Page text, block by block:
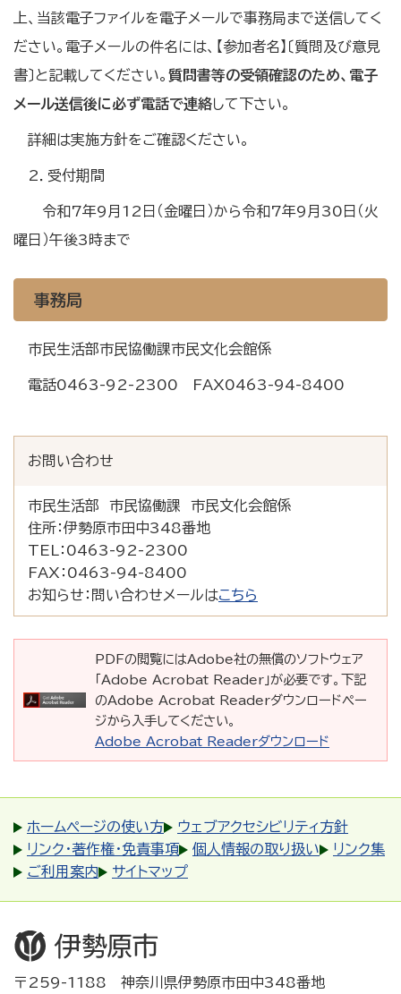
上、当該電子ファイルを電子メールで事務局まで送信してく
ださい。電子メールの件名には、【参加者名】〔質問及び意見
書〕と記載してください。 質問書等の受領確認のため、電子
メール送信後に必ず電話で連絡して下さい。
詳細は実施方針をご確認ください。
2．受付期間
令和7年9月12日（金曜日）から令和7年9月30日（火
曜日）午後3時まで
事務局
市民生活部市民協働課市民文化会館係
電話0463-92-2300 FAX0463-94-8400
お問い合わせ
市民生活部 市民協働課 市民文化会館係
住所：伊勢原市田中348番地
TEL： 0463-92-2300
FAX： 0463-94-8400
お知らせ： 問い合わせメールはこちら
PDFの閲覧にはAdobe社の無償のソフトウェア
「Adobe Acrobat Reader」が必要です。下記
のAdobe Acrobat Readerダウンロードペー
ジから入手してください。
Adobe Acrobat Readerダウンロード
ホームページの使い方
ウェブアクセシビリティ方針
リンク・著作権・免責事項
個人情報の取り扱い
リンク集
ご利用案内
サイトマップ
〒259-1188 神奈川県伊勢原市田中348番地